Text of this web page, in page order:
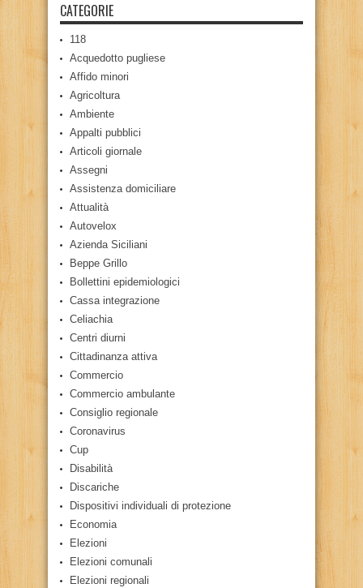
CATEGORIE
118
Acquedotto pugliese
Affido minori
Agricoltura
Ambiente
Appalti pubblici
Articoli giornale
Assegni
Assistenza domiciliare
Attualità
Autovelox
Azienda Siciliani
Beppe Grillo
Bollettini epidemiologici
Cassa integrazione
Celiachia
Centri diurni
Cittadinanza attiva
Commercio
Commercio ambulante
Consiglio regionale
Coronavirus
Cup
Disabilità
Discariche
Dispositivi individuali di protezione
Economia
Elezioni
Elezioni comunali
Elezioni regionali